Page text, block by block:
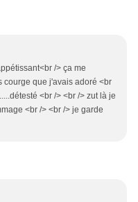
/> ça me
courge que j'avais adoré <br
<br /> <br /> zut là je
<br /> <br /> je garde